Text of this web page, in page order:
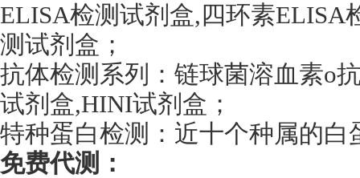
ELISA检测试剂盒,四环素ELISA
测试剂盒；
抗体检测系列：链球菌溶血素o
试剂盒,HINI试剂盒；
特种蛋白检测：近十个种属的
免费代测：